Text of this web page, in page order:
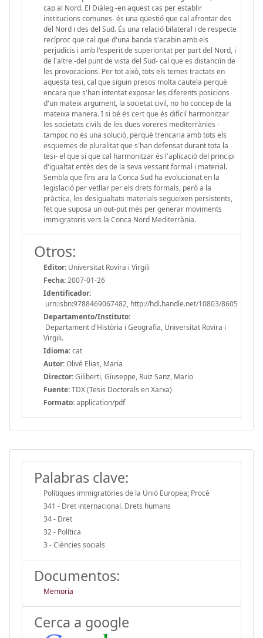
Otros:
Editor: Universitat Rovira i Virgili
Fecha:2007-01-26
Identificador:
urn:isbn:9788469067482, http://hdl.handle.net/10803/8605
Departamento/Instituto:
Departament d'Història i Geografia, Universitat Rovira i
Virgili.
Idioma:cat
Autor:Olivé Elias, Maria
Director:Giliberti, Giuseppe, Ruiz Sanz, Mario
Fuente:TDX (Tesis Doctorals en Xarxa)
Formato:application/pdf
Palabras clave:
Polítiques immigratòries de la Unió Europea; Procé
341 - Dret internacional. Drets humans
34 - Dret
32 - Política
3 - Ciències socials
Documentos:
Memoria
Cerca a google